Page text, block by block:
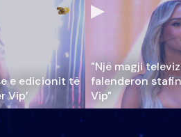
e edicionit të
Vip’
"Një magji
falenderon
Vip"